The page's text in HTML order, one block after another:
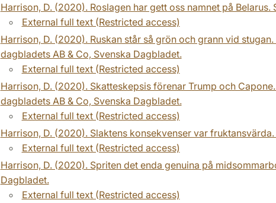
Harrison, D. (2020). Roslagen har gett oss namnet på
External full text (Restricted access)
Harrison, D. (2020). Ruskan står så grön och grann vid
dagbladets AB & Co, Svenska Dagbladet.
External full text (Restricted access)
Harrison, D. (2020). Skatteskepsis förenar Trump och
dagbladets AB & Co, Svenska Dagbladet.
External full text (Restricted access)
Harrison, D. (2020). Slaktens konsekvenser var
External full text (Restricted access)
Harrison, D. (2020). Spriten det enda genuina på
Dagbladet.
External full text (Restricted access)